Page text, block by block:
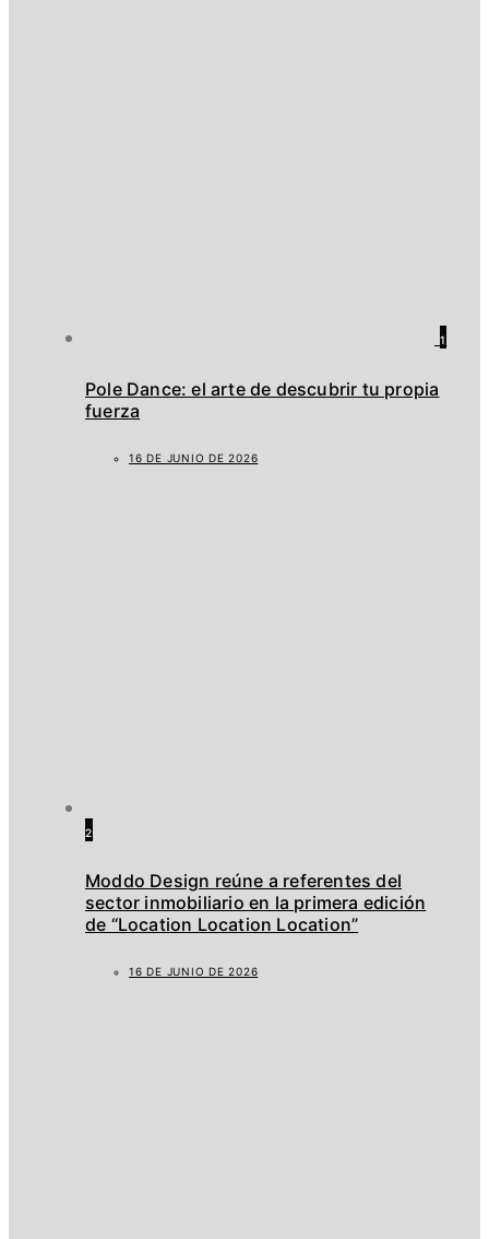
1
Pole Dance: el arte de descubrir tu propia
fuerza
16 DE JUNIO DE 2026
2
Moddo Design reúne a referentes del
sector inmobiliario en la primera edición
de “Location Location Location”
16 DE JUNIO DE 2026